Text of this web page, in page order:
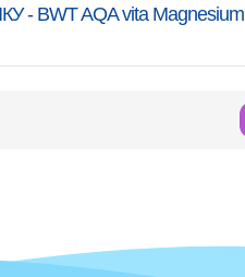
BWT AQA vita Magnesium